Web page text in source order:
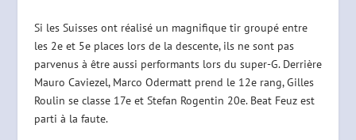
Si les Suisses ont réalisé un magnifique tir groupé entre
les 2e et 5e places lors de la descente, ils ne sont pas
parvenus à être aussi performants lors du super-G. Derrière
Mauro Caviezel, Marco Odermatt prend le 12e rang, Gilles
Roulin se classe 17e et Stefan Rogentin 20e. Beat Feuz est
parti à la faute.